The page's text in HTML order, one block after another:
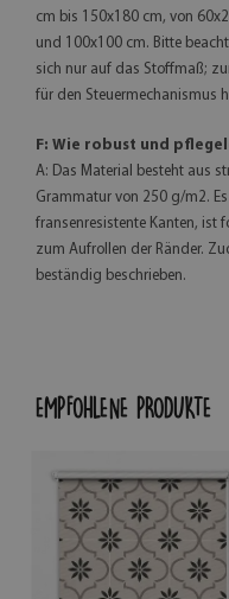
cm bis 150x180 cm, von
und 100x100 cm. Bitte
sich nur auf das Stoffmaß;
für den Steuermechanismus
F: Wie robust und
A: Das Material besteht aus
Grammatur von 250 g/m2.
fransenresistente Kanten,
zum Aufrollen der Ränder.
beständig beschrieben.
EMPFOHLENE PRODUKTE